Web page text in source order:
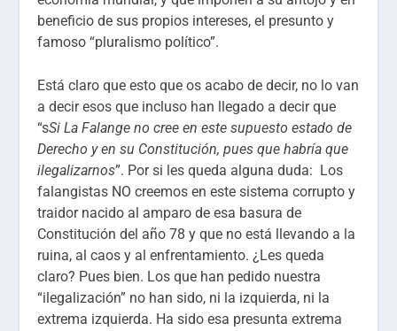
beneficio de sus propios intereses, el presunto y
famoso “pluralismo político”.
Está claro que esto que os acabo de decir, no lo van
a decir esos que incluso han llegado a decir que
“sSi La Falange no cree en este supuesto estado de
Derecho y en su Constitución, pues que habría que
ilegalizarnos”. Por si les queda alguna duda: Los
falangistas NO creemos en este sistema corrupto y
traidor nacido al amparo de esa basura de
Constitución del año 78 y que no está llevando a la
ruina, al caos y al enfrentamiento. ¿Les queda
claro? Pues bien. Los que han pedido nuestra
“ilegalización” no han sido, ni la izquierda, ni la
extrema izquierda. Ha sido esa presunta extrema